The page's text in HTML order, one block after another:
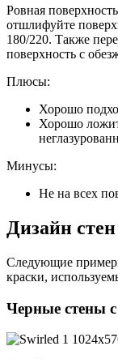
Ровная
отшлифуйте
180/220. Также
поверхность с
Плюсы:
Хорошо
Хорошо
Минусы:
Не на всех
Дизайн
Следующие
краски,
Черные стены